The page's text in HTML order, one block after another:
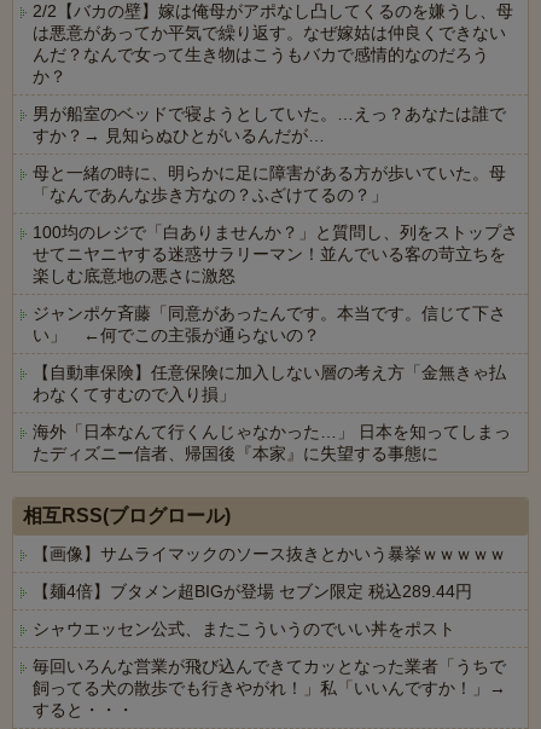
2/2【バカの壁】嫁は俺母がアポなし凸してくるのを嫌うし、母
は悪意があってか平気で繰り返す。なぜ嫁姑は仲良くできない
んだ？なんで女って生き物はこうもバカで感情的なのだろう
か？
男が船室のベッドで寝ようとしていた。…えっ？あなたは誰で
すか？→ 見知らぬひとがいるんだが…
母と一緒の時に、明らかに足に障害がある方が歩いていた。母
「なんであんな歩き方なの？ふざけてるの？」
100均のレジで「白ありませんか？」と質問し、列をストップさ
せてニヤニヤする迷惑サラリーマン！並んでいる客の苛立ちを
楽しむ底意地の悪さに激怒
ジャンポケ斉藤「同意があったんです。本当です。信じて下さ
い」 ←何でこの主張が通らないの？
【自動車保険】任意保険に加入しない層の考え方「金無きゃ払
わなくてすむので入り損」
海外「日本なんて行くんじゃなかった…」 日本を知ってしまっ
たディズニー信者、帰国後『本家』に失望する事態に
相互RSS(ブログロール)
【画像】サムライマックのソース抜きとかいう暴挙ｗｗｗｗｗ
【麺4倍】ブタメン超BIGが登場 セブン限定 税込289.44円
シャウエッセン公式、またこういうのでいい丼をポスト
毎回いろんな営業が飛び込んできてカッとなった業者「うちで
飼ってる犬の散歩でも行きやがれ！」私「いいんですか！」→
すると・・・